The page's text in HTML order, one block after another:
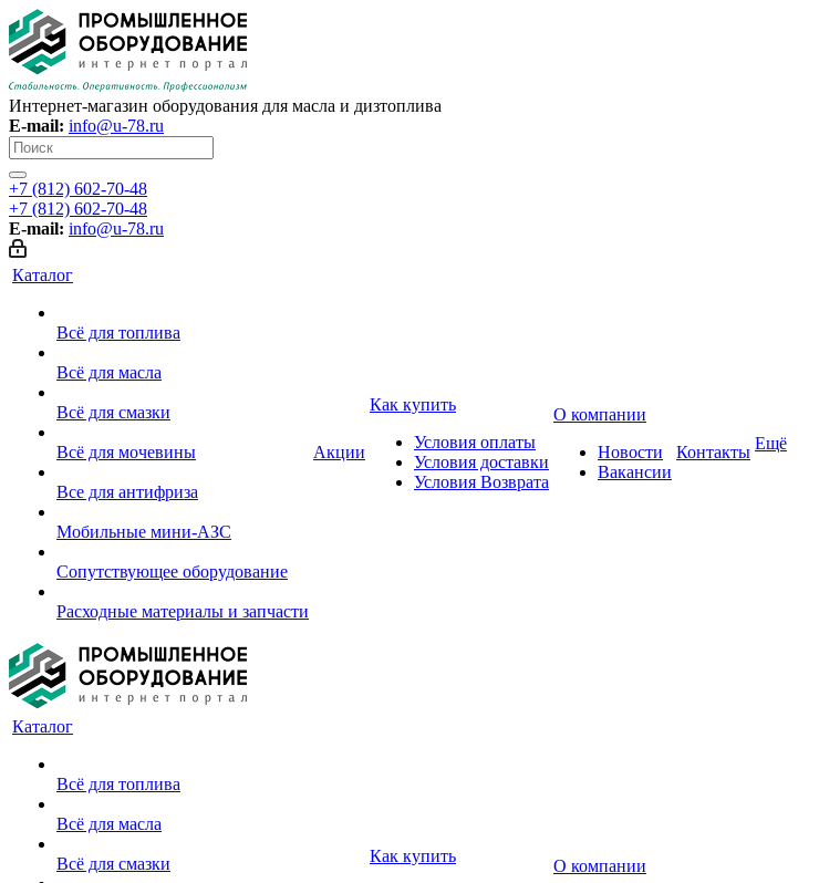
Интернет-магазин оборудования для масла и дизтоплива
E-mail: info@u-78.ru
+7 (812) 602-70-48
+7 (812) 602-70-48
E-mail: info@u-78.ru
Каталог
Всё для топлива
Всё для масла
Всё для смазки
Всё для мочевины
Все для антифриза
Мобильные мини-АЗС
Сопутствующее оборудование
Расходные материалы и запчасти
Акции
Как купить
Условия оплаты
Условия доставки
Условия Возврата
О компании
Новости
Вакансии
Контакты Ещё
Каталог
Всё для топлива
Всё для масла
Всё для смазки
Как купить
О компании